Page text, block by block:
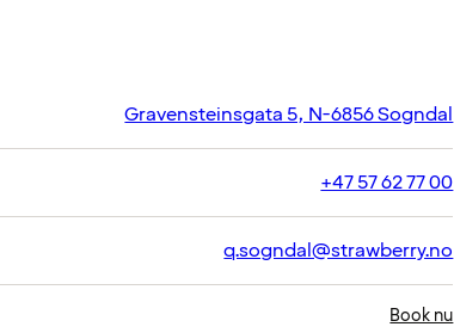
Gravensteinsgata 5, N-6856 Sogndal
+47 57 62 77 00
q.sogndal@strawberry.no
Book nu